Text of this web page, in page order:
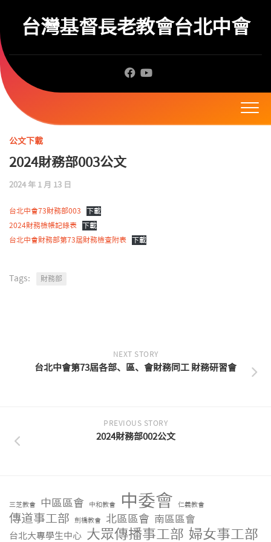
content台灣基督長老教會台北中會
公文下載
2024財務部003公文
2024 年 1 月 13 日
台北中會73財務部003
下載
2024財務檢帳記錄表 下載
台北中會財務部第73屆財務檢查附表 下載
Tags: 財務部
NEXT STORY
台北中會第73屆各部、區、會財務同工 財務研習會
PREVIOUS STORY
2024財務部002公文
三芝教會 中區區會 中和教會 中委會 仁義教會
傳道事工部 劍橋教會 北區區會 南區區會
台北大專學生中心 大眾傳播事工部 婦女事工部